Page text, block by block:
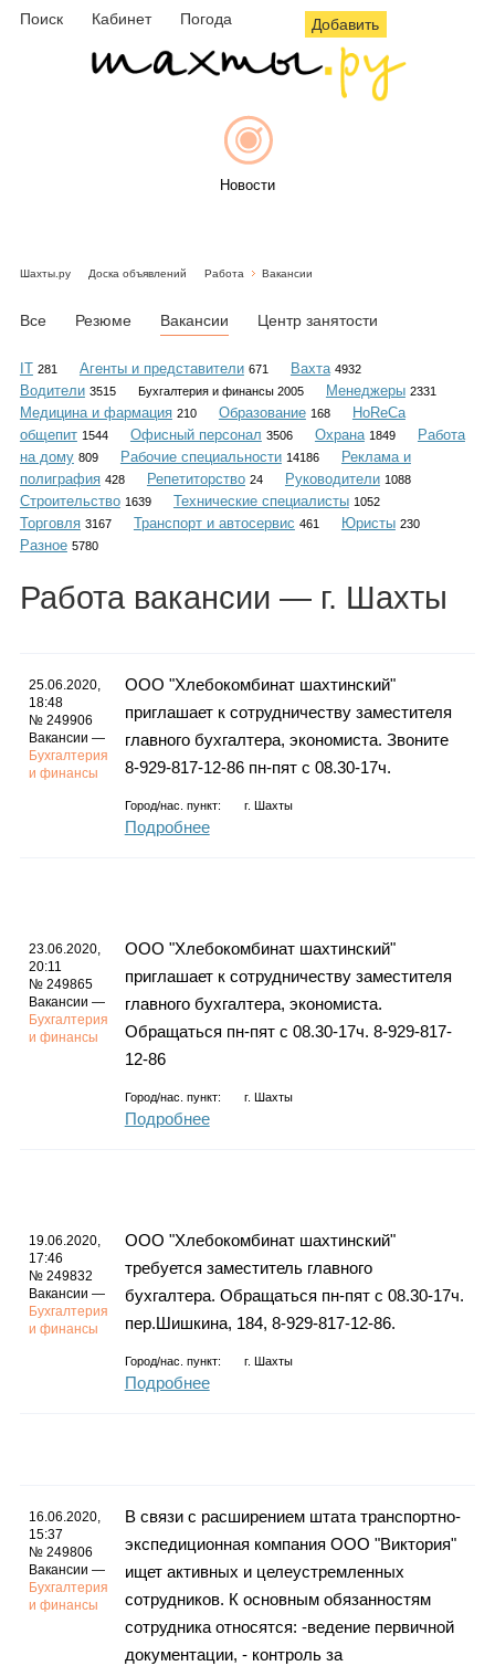
Поиск Кабинет Погода Добавить
Новости
Объявления
Каталог
Инфо
Гороскоп
Шахты.ру Доска объявлений Работа Вакансии
Все Резюме Вакансии Центр занятости
IT 281 Агенты и представители 671 Вахта 4932
Водители 3515 Бухгалтерия и финансы 2005 Менеджеры 2331
Медицина и фармация 210 Образование 168
HoReCa
общепит 1544 Офисный персонал 3506 Охрана 1849
Работа
на дому 809 Рабочие специальности 14186
Реклама и
полиграфия 428 Репетиторство 24 Руководители 1088
Строительство 1639 Технические специалисты 1052
Торговля 3167 Транспорт и автосервис 461 Юристы 230
Разное 5780
Работа вакансии — г. Шахты
25.06.2020,
18:48
№ 249906
Вакансии —
Бухгалтерия
и финансы
ООО "Хлебокомбинат шахтинский"
приглашает к сотрудничеству заместителя
главного бухгалтера, экономиста. Звоните
8-929-817-12-86 пн-пят с 08.30-17ч.
Город/нас. пункт: г. Шахты
Подробнее
23.06.2020,
20:11
№ 249865
Вакансии —
Бухгалтерия
и финансы
ООО "Хлебокомбинат шахтинский"
приглашает к сотрудничеству заместителя
главного бухгалтера, экономиста.
Обращаться пн-пят с 08.30-17ч. 8-929-817-
12-86
Город/нас. пункт: г. Шахты
Подробнее
19.06.2020,
17:46
№ 249832
Вакансии —
Бухгалтерия
и финансы
ООО "Хлебокомбинат шахтинский"
требуется заместитель главного
бухгалтера. Обращаться пн-пят с 08.30-17ч.
пер.Шишкина, 184, 8-929-817-12-86.
Город/нас. пункт: г. Шахты
Подробнее
16.06.2020,
15:37
№ 249806
Вакансии —
Бухгалтерия
и финансы
В связи с расширением штата транспортно-
экспедиционная компания ООО "Виктория"
ищет активных и целеустремленных
сотрудников. К основным обязанностям
сотрудника относятся: -ведение первичной
документации, - контроль за